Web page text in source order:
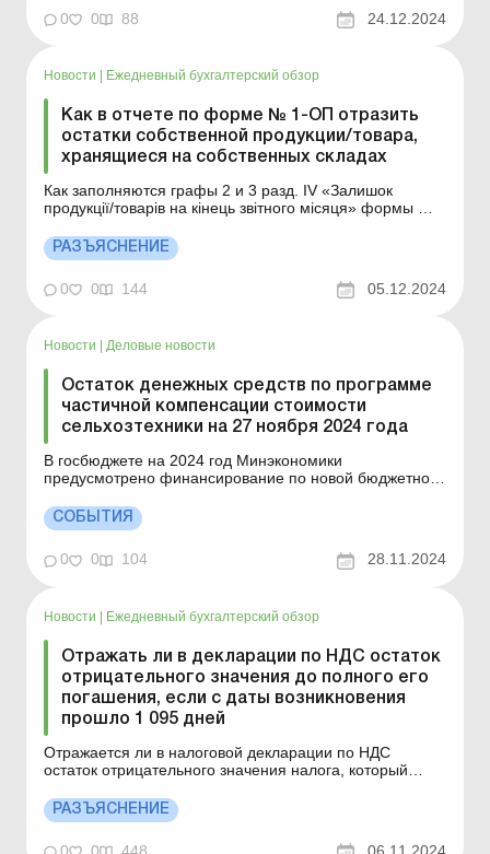
установл...
0 0 88 24.12.2024
Новости Ежедневный бухгалтерский обзор
Как в отчете по форме № 1-ОП отразить
остатки собственной продукции/товара,
хранящиеся на собственных складах
Как заполняются графы 2 и 3 разд. IV «Залишок
продукції/товарів на кінець звітного місяця» формы №
товара, хранящихся на собственных складах? Форма
№ 1-ОП «Отчет об объемах оборота (в том числе
импорта и экспорта) спирта (в том числе ...
РАЗЪЯСНЕНИЕ
0 0 144 05.12.2024
Новости Деловые новости
Остаток денежных средств по программе
частичной компенсации стоимости
сельхозтехники на 27 ноября 2024 года
В госбюджете на 2024 год Минэкономики
предусмотрено финансирование по новой бюджетной
стоимости сельскохозяйственной техники и
оборудования отечественного производства»,
использование средств по которой будет происходить
в соответствии с тре...
СОБЫТИЯ
0 0 104 28.11.2024
Новости | Ежедневный бухгалтерский обзор
Отражать ли в декларации по НДС остаток
отрицательного значения до полного его
погашения, если с даты возникновения
прошло 1 095 дней
Отражается ли в налоговой декларации по НДС
остаток отрицательного значения налога, который
следующего отчетного (налогового) периода, до
полного его погашения, если с даты его возникновения
РАЗЪЯСНЕНИЕ
0 0 448 06.11.2024